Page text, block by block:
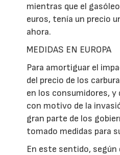
mientras que el
euros, tenía un precio
ahora.
MEDIDAS EN EUROPA
Para amortiguar el
del precio de los
en los consumidores, y
con motivo de la
gran parte de los
tomado medidas para
En este sentido,